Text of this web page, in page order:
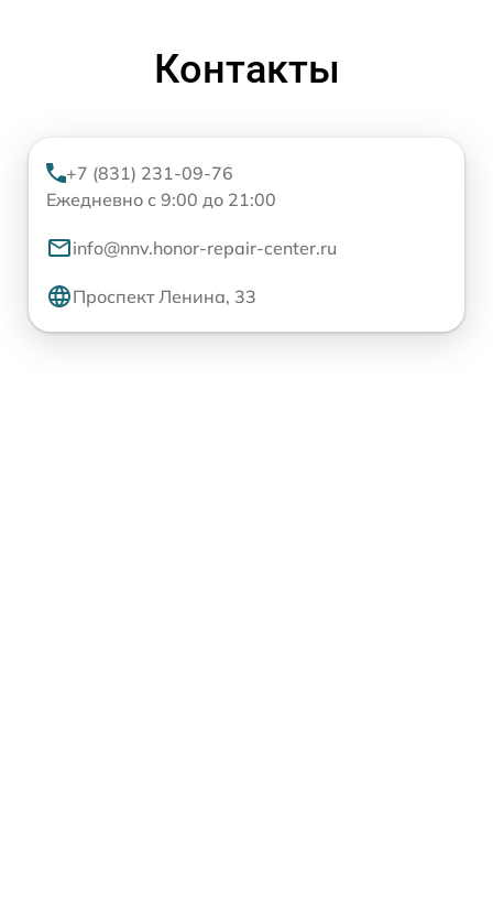
Контакты
+7 (831) 231-09-76
Ежедневно с 9:00 до 21:00
info@nnv.honor-repair-center.ru
Проспект Ленина, 33